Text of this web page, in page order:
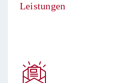
Leistungen​